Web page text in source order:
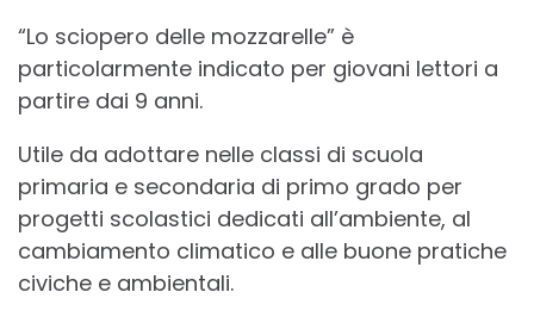
“Lo sciopero delle mozzarelle” è
particolarmente indicato per giovani lettori a
partire dai 9 anni.
Utile da adottare nelle classi di scuola
primaria e secondaria di primo grado per
progetti scolastici dedicati all’ambiente, al
cambiamento climatico e alle buone pratiche
civiche e ambientali.